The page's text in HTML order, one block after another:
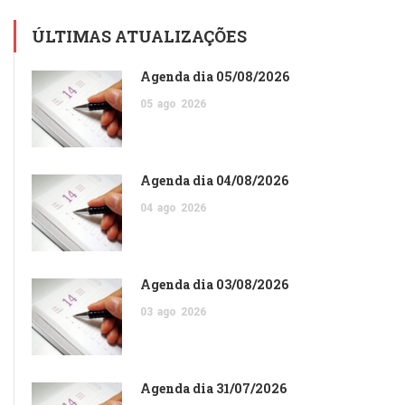
ÚLTIMAS ATUALIZAÇÕES
Agenda dia 05/08/2026
05 ago 2026
Agenda dia 04/08/2026
04 ago 2026
Agenda dia 03/08/2026
03 ago 2026
Agenda dia 31/07/2026